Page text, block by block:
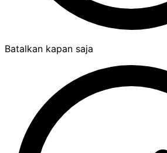
Batalkan kapan saja